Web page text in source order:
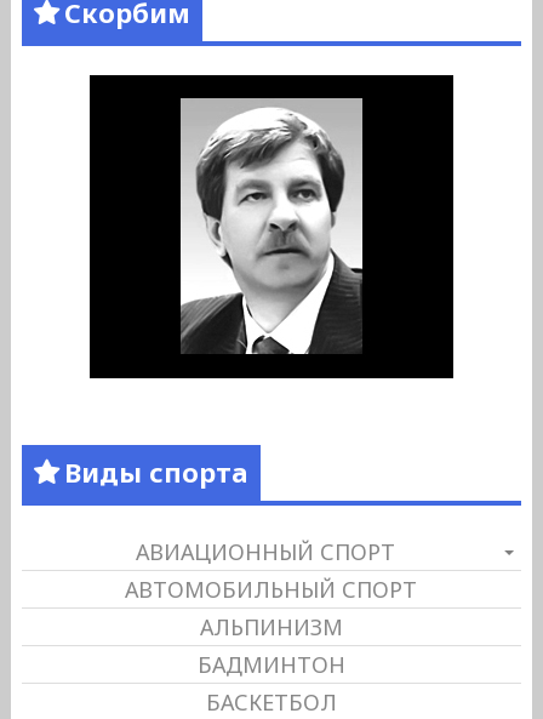
Скорбим
Виды спорта
АВИАЦИОННЫЙ СПОРТ
АВТОМОБИЛЬНЫЙ СПОРТ
АЛЬПИНИЗМ
БАДМИНТОН
БАСКЕТБОЛ